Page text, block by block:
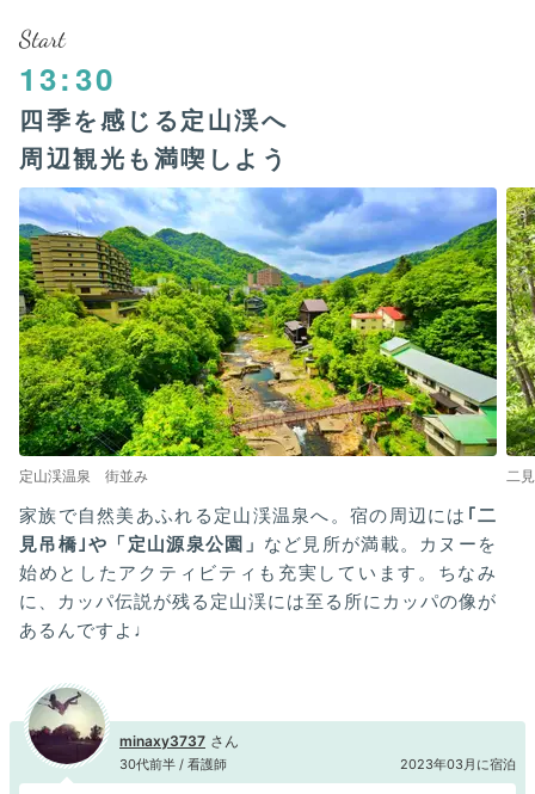
Start
13:30
四季を感じる定山渓へ
周辺観光も満喫しよう
定山渓温泉 街並み 二
家族で自然美あふれる定山渓温泉へ。宿の周辺には ｢二
見吊橋｣や「定山源泉公園」 など見所が満載。カヌーを
始めとしたアクティビティも充実しています。ちなみ
に、カッパ伝説が残る定山渓には至る所にカッパの像が
あるんですよ♩
minaxy3737
30代前半 / 看護師 2023年03月に宿泊